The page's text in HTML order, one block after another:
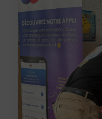
DigiNomad.